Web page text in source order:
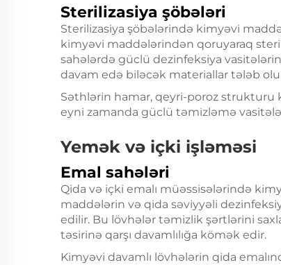
Sterilizasiya şöbələri
Sterilizasiya şöbələrində kimyəvi
kimyəvi maddələrindən qoruyaraq
sahələrdə güclü dezinfeksiya
davam edə biləcək materiallar tələb
Səthlərin hamar, qeyri-poroz strukturu
eyni zamanda güclü təmizləmə
Yemək və içki işləməsi
Emal sahələri
Qida və içki emalı müəssisələrində
maddələrin və qida səviyyəli
edilir. Bu lövhələr təmizlik şərtlərini
təsirinə qarşı davamlılığa kömək edir.
Kimyəvi davamlı lövhələrin qida